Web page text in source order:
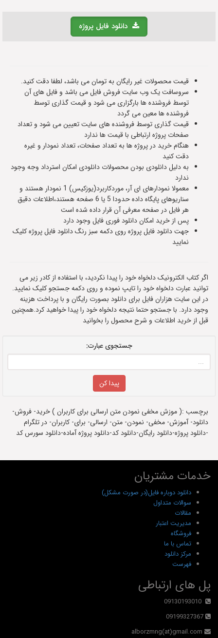
دانلود فایل پروژه
قیمت محصولات غیر رایگان به تومان می باشد، لطفا دقت کنید.
سروسافت یک وب سایت فروش فایل می باشد و فایل های آن
توسط فروشنده ها بارگزاری می شود و قیمت گذاری توسط
فروشنده ها معین می گردد
قیمت گذاری توسط فروشنده های سایت تعیین می شود و تعداد
صفحات پروژه ارتباطی با قیمت ها ندارد
هنگام خرید در پروژه ها به تعداد صفحات، تعداد نمودار و غیره
دقت کنید
به دلیل دانلودی بودن محصولات دانلودی امکان استرداد وجه وجود
ندارد
معمولا نمودارهای ای آر، موردکاربرد(یوزکیس) 1 نمودار هستند و
سناریوهای پایگاه داده حدودا 5 یا 6 صفحه هستند،اطلاعات دقیق
هر فایل در صفحه معرفی آن قرار داده شده است
پس از خرید امکان دانلود فوری فایل وجود دارد
جهت دانلود فایل پروژه روی دکمه سبز رنگ دانلود فایل پروژه کلیک
نمایید
اگر کتاب الکترونیک دلخواه خود را پیدا نکردید، با استفاده از کادر زیر می
توانید عبارت دلخواه خود را تایپ نموده و روی دکمه جستجو کلیک نمایید.
در این سایت هزاران فایل برای دانلود بصورت رایگان و با پرداخت هزینه
وجود دارد. با جستجو حتما نتیجه دلخواه خود را پیدا خواهید کرد.همچنین
قبل از خرید اطلاعات و شرح محصول را بخوانید
جستجوی عبارت:
برچسب :( موزش مخفی نمودن متن ارسالی برای کاربران ) خرید- فروش-
دانلود- آموزش- مخفی- نمودن- متن- ارسالی- برای- کاربران- در تلگرام
-دانلود پروژه-دانلود رایگان-دانلود کد-دانلود پروژه آماده-دانلود سورس کد
خدمات مشتریان
دانلود دوباره فایل(در صورت مشکل)
سوالات متداول
مقالات
مدیریت اعتبار
فروشگاه
تماس با ما
مرکز دانلود
فهرست
پل های ارتباطی
09130193010
09199327367
alborzmng(at)gmail.com